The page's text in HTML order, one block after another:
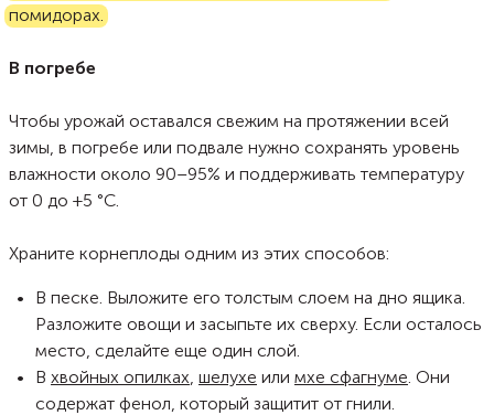
помидорах.
В погребе
Чтобы урожай оставался свежим на протяжении всей
зимы, в погребе или подвале нужно сохранять уровень
влажности около 90–95% и поддерживать температуру
от 0 до +5 °C.
Храните корнеплоды одним из этих способов:
В песке. Выложите его толстым слоем на дно ящика.
Разложите овощи и засыпьте их сверху. Если осталось
место, сделайте еще один слой.
В хвойных опилках, шелухе или мхе сфагнуме. Они
содержат фенол, который защитит от гнили.